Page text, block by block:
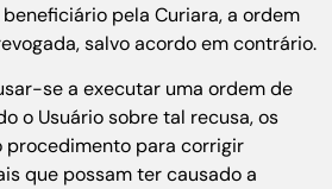
pela Curiara, a ordem
salvo acordo em contrário.
se a executar uma ordem de
o Usuário sobre tal recusa, os
procedimento para corrigir
que possam ter causado a